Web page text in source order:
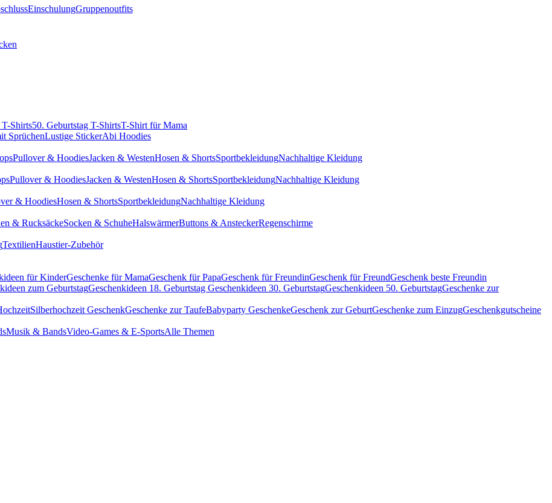
EinschulungGruppenoutfits
Shirts50. Geburtstag T-ShirtsT-Shirt für Mama
SprüchenLustige StickerAbi Hoodies
Pullover & HoodiesJacken & WestenHosen & ShortsSportbekleidungNachhaltige Kleidung
Pullover & HoodiesJacken & WestenHosen & ShortsSportbekleidungNachhaltige Kleidung
& HoodiesHosen & ShortsSportbekleidungNachhaltige Kleidung
& RucksäckeSocken & SchuheHalswärmerButtons & AnsteckerRegenschirme
TextilienHaustier-Zubehör
für KinderGeschenke für MamaGeschenk für PapaGeschenk für FreundinGeschenk für FreundGeschenk beste Freundin
zum GeburtstagGeschenkideen 18. Geburtstag Geschenkideen 30. GeburtstagGeschenkideen 50. GeburtstagGeschenke zur
Silberhochzeit GeschenkGeschenke zur TaufeBabyparty GeschenkeGeschenk zur GeburtGeschenke zum EinzugGeschenkgutscheine
Musik & BandsVideo-Games & E-SportsAlle Themen